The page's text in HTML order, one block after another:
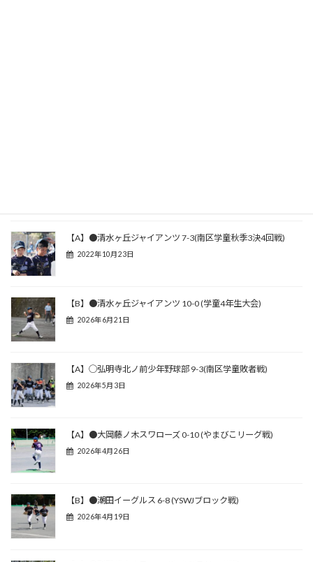
【A】●清水ヶ丘ジャイアンツ 7-3(南区学童秋季3決4回戦)
2022年10月23日
【B】●清水ヶ丘ジャイアンツ 10-0 (学童4年生大会)
2026年6月21日
【A】◯弘明寺北ノ前少年野球部 9-3(南区学童敗者戦)
2026年5月3日
【A】●大岡藤ノ木スワローズ 0-10 (やまびこリーグ戦)
2026年4月26日
【B】●潮田イーグルス 6-8 (YSWJブロック戦)
2026年4月19日